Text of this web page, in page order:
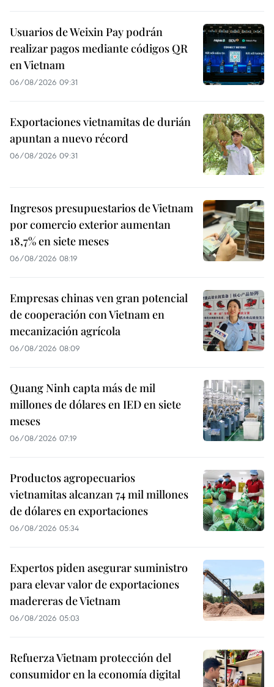
Usuarios de Weixin Pay podrán
realizar pagos mediante códigos QR
en Vietnam
06/08/2026 09:31
Exportaciones vietnamitas de durián
apuntan a nuevo récord
06/08/2026 09:31
Ingresos presupuestarios de Vietnam
por comercio exterior aumentan
18,7% en siete meses
06/08/2026 08:19
Empresas chinas ven gran potencial
de cooperación con Vietnam en
mecanización agrícola
06/08/2026 08:09
Quang Ninh capta más de mil
millones de dólares en IED en siete
meses
06/08/2026 07:19
Productos agropecuarios
vietnamitas alcanzan 74 mil millones
de dólares en exportaciones
06/08/2026 05:34
Expertos piden asegurar suministro
para elevar valor de exportaciones
madereras de Vietnam
06/08/2026 05:03
Refuerza Vietnam protección del
consumidor en la economía digital